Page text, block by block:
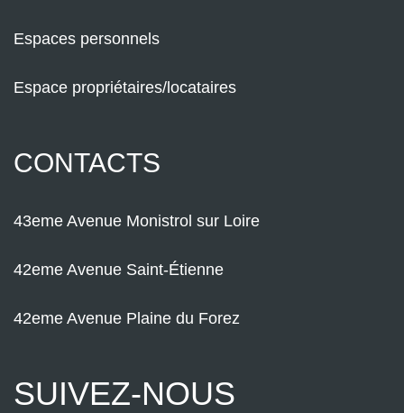
Espaces personnels
Espace propriétaires/locataires
CONTACTS
43eme Avenue Monistrol sur Loire
42eme Avenue Saint-Étienne
42eme Avenue Plaine du Forez
SUIVEZ-NOUS